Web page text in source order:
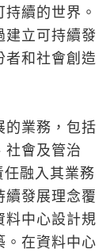
續的世界。
建立可持續發
者和社會創造
的業務，包括
社會及管治
融入其業務
續發展理念覆
料中心設計規
。在資料中心